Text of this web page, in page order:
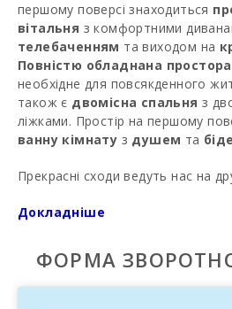
першому поверсі знаходиться
вітальня з комфортними
телебаченням та виходом на
Повністю обладнана
необхідне для повсякденного
також є двомісна спальня з
ліжками. Простір на першому
ванну кімнату з душем та біде
Прекрасні сходи ведуть нас на
таванною кімнатою в номері
ваші діти можуть відпочивати
переживань. Усі спальні мають
світлата вихід натерасуз
Докладніше
ФОРМА